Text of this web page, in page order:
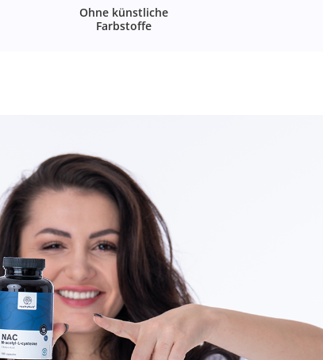
Ohne künstliche
Farbstoffe